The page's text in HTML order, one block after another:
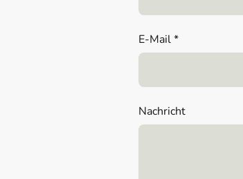
E-Mail*
Nachricht